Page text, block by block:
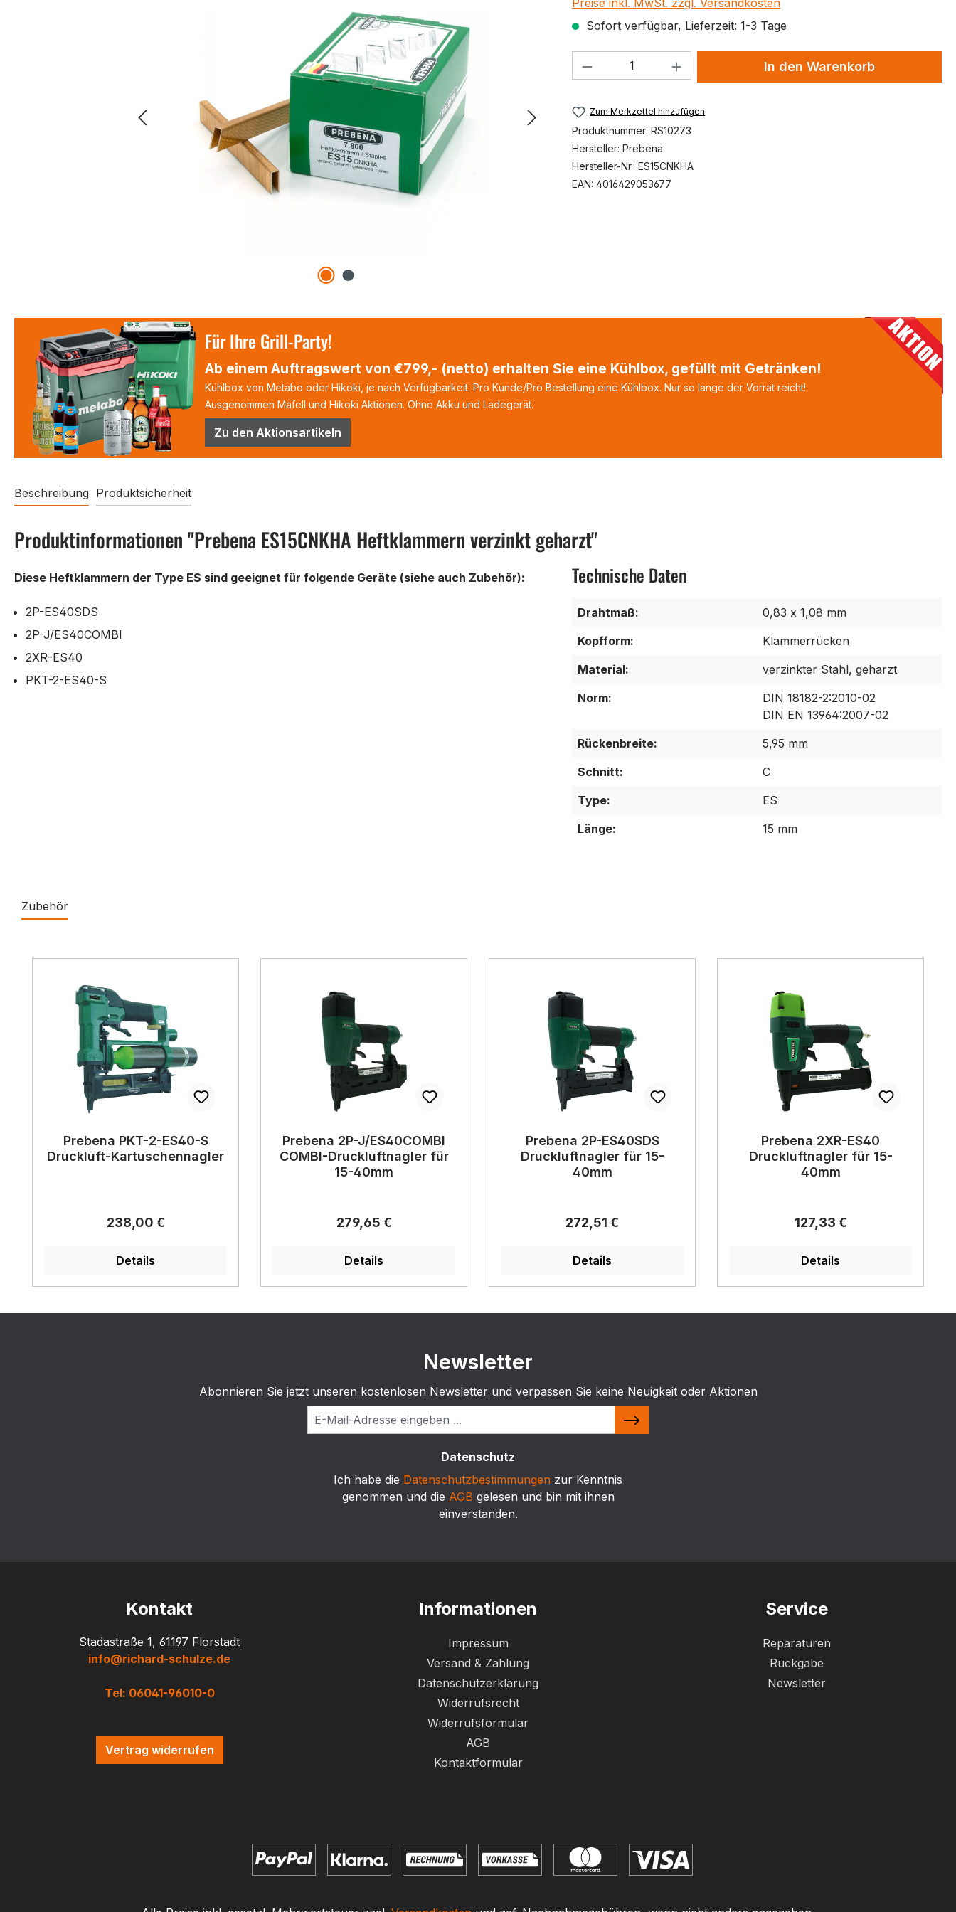
Preise inkl. MwSt. zzgl. Versandkosten
Sofort verfügbar, Lieferzeit: 1-3 Tage
Produkt Anzahl: Gib den gewünschten Wert
In den Warenkorb
Zum Merkzettel hinzufügen
Produktnummer: RS10273
Hersteller: Prebena
Hersteller-Nr.: ES15CNKHA
EAN: 4016429053677
Für Ihre Grill-Party!
Ab einem Auftragswert von €799,- (netto) erhalten Sie eine Kühlbox, gefüllt mit Getränken!
Kühlbox von Metabo oder Hikoki, je nach Verfügbarkeit. Pro Kunde/Pro Bestellung eine Kühlbox. Nur so lange der Vorrat reicht!
Ausgenommen Mafell und Hikoki Aktionen. Ohne Akku und Ladegerät.
Zu den Aktionsartikeln
Beschreibung Produktsicherheit
Produktinformationen "Prebena ES15CNKHA Heftklammern verzinkt geharzt"
Diese Heftklammern der Type ES sind geeignet für folgende Geräte (siehe auch Zubehör):
2P-ES40SDS
2P-J/ES40COMBI
2XR-ES40
PKT-2-ES40-S
Technische Daten
Drahtmaß:
0,83 x 1,08 mm
Kopfform:
Klammerrücken
Material:
verzinkter Stahl, geharzt
Norm:
DIN 18182-2:2010-02
DIN EN 13964:2007-02
Rückenbreite:
5,95 mm
Schnitt:
C
Type:
ES
Länge:
15 mm
Zubehör
Prebena PKT-2-ES40-S
Druckluft-Kartuschennagler
Regulärer Preis:
238,00 €
Details
Prebena 2P-J/ES40COMBI
COMBI-Druckluftnagler für
15-40mm
Regulärer Preis:
279,65 €
Details
Prebena 2P-ES40SDS
Druckluftnagler für 15-
40mm
Regulärer Preis:
272,51 €
Details
Prebena 2XR-ES40
Druckluftnagler für 15-
40mm
Regulärer Preis:
127,33 €
Details
Newsletter
Abonnieren Sie jetzt unseren kostenlosen Newsletter und verpassen Sie keine Neuigkeit oder Aktionen
Datenschutz
Ich habe die Datenschutzbestimmungen zur Kenntnis
genommen und die AGB gelesen und bin mit ihnen
einverstanden.
Kontakt
Stadastraße 1, 61197 Florstadt
info@richard-schulze.de
Tel: 06041-96010-0
Vertrag widerrufen
Informationen
Impressum
Versand & Zahlung
Datenschutzerklärung
Widerrufsrecht
Widerrufsformular
AGB
Kontaktformular
Service
Reparaturen
Rückgabe
Newsletter